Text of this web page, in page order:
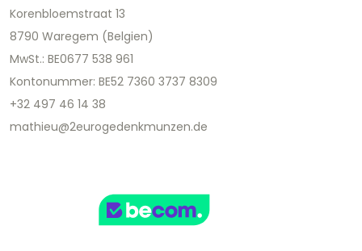
Korenbloemstraat 13
8790 Waregem (Belgien)
MwSt.: BE0677 538 961
Kontonummer: BE52 7360 3737 8309
+32 497 46 14 38
mathieu@2eurogedenkmunzen.de